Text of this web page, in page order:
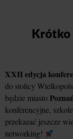
Krótko
XXII edycja
do stolicy
będzie miasto
konferencyjne,
przekazać jeszcze
networking!